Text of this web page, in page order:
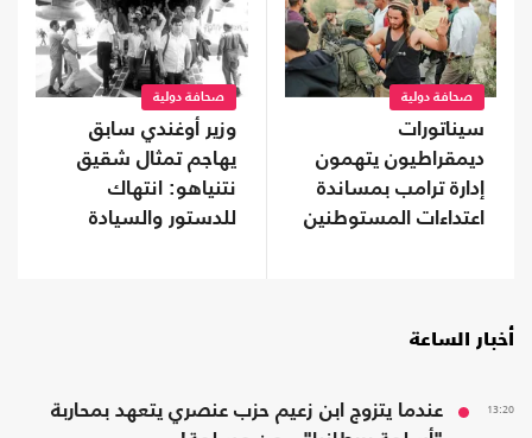
صحافة دولية
سيناتورات
ديمقراطيون يتهمون
إدارة ترامب بمساندة
اعتداءات المستوطنين
صحافة دولية
وزير أوغندي سابق
يهاجم تمثال شقيق
نتنياهو: انتهاك
للدستور والسيادة
أخبار الساعة
13:20
عندما يتزوج ابن زعيم حزب عنصري يتعهد بمحاربة